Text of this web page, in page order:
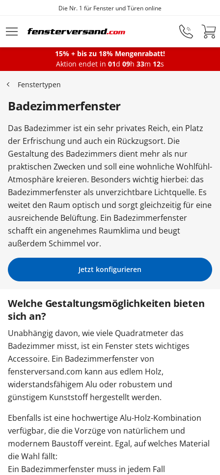
Zum Hauptinhalt springen
Fensterfabrik seit 1872
Montageservice
Fenster
Balkontüren
Terrassentüren
Haustüren
Sonnenschutz
Zäune & Tore
Garagentore
Carports
Anmelden / Registrieren
15% + bis zu 18% Mengenrabatt!
Aktion endet in 01d 09h 33m 11s
Fenstertypen
Badezimmerfenster
Das Badezimmer ist ein sehr privates Reich, ein Platz
der Erfrischung und auch ein Rückzugsort. Die
Gestaltung des Badezimmers dient mehr als nur
praktischen Zwecken und soll eine wohnliche Wohlfühl-
Atmosphäre kreieren. Besonders wichtig hierbei: das
Badezimmerfenster als unverzichtbare Lichtquelle. Es
weitet den Raum optisch und sorgt gleichzeitig für eine
ausreichende Belüftung. Ein Badezimmerfenster
schafft ein angenehmes Raumklima und beugt
außerdem Schimmel vor.
Jetzt konfigurieren
Welche Gestaltungsmöglichkeiten bieten
sich an?
Unabhängig davon, wie viele Quadratmeter das
Badezimmer misst, ist ein Fenster stets wichtiges
Accessoire. Ein Badezimmerfenster von
fensterversand.com kann aus edlem Holz,
widerstandsfähigem Alu oder robustem und
günstigem Kunststoff hergestellt werden.
Ebenfalls ist eine hochwertige Alu-Holz-Kombination
verfügbar, die die Vorzüge von natürlichem und
modernem Baustoff vereint. Egal, auf welches Material
die Wahl fällt:
Ein Badezimmerfenster muss in jedem Fall